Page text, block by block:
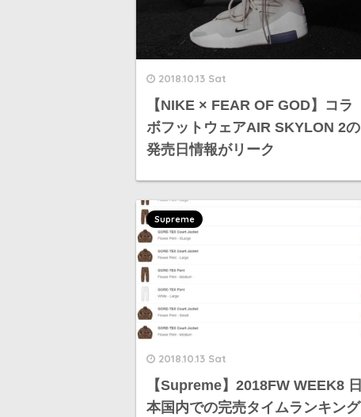
2018.10.13 Sat
【NIKE × FEAR OF GOD】コラ
ボフットウェアAIR SKYLON 2の
発売日情報がリーク
2018.10.13 Sat
【Supreme】2018FW WEEK8 日
本国内での完売タイムランキング
Supreme